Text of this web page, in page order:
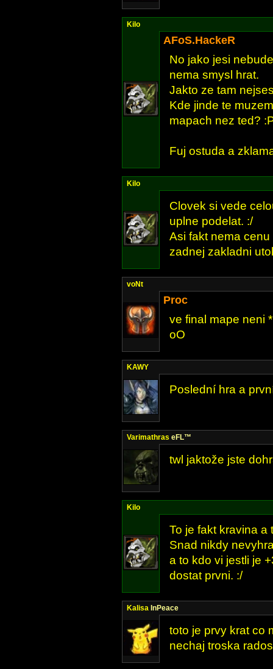
Kilo
AFoS.HackeR
No jako jesi
nema smysl hrat.
Jakto ze tam
Kde jinde te
mapach nez ted?
Fuj ostuda a
Kilo
Clovek si vede
uplne podelat. :/
Asi fakt nema
zadnej zakladni
voNt
Proc
ve final mape neni
oO
KAWY
Poslední hra a
Varimathras eFL™
twl jaktože jste
Kilo
To je fakt kravina a
Snad nikdy
a to kdo vi jestli je
dostat prvni. :/
Kalisa InPeace
toto je prvy krat co
nechaj troska